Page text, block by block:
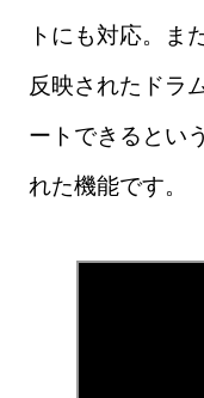
トにも対応。ま
反映されたドラ
ートできるとい
れた機能です。